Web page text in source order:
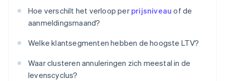
Hoe verschilt het verloop per prijsniveau of de
aanmeldingsmaand?
Welke klantsegmenten hebben de hoogste LTV?
Waar clusteren annuleringen zich meestal in de
levenscyclus?